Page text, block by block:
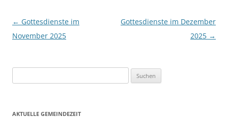
Beitragsnavigation
← Gottesdienste im
November 2025
Gottesdienste im Dezember
2025 →
nach:
AKTUELLE GEMEINDEZEIT